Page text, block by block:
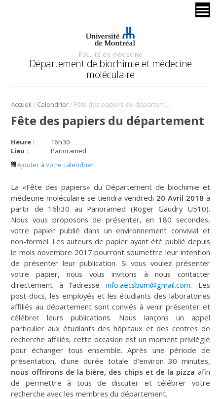
Faculté de médecine
Département de biochimie et médecine
moléculaire
Accueil / Calendrier/ Fête des papiers du département
Fête des papiers du département
Heure : 16h30
Lieu :
Panoramed
Ajouter à votre calendrier
La «Fête des papiers» du Département de biochimie et
médecine moléculaire se tiendra vendredi 20 Avril 2018 à
partir de 16h30 au Panoramed (Roger Gaudry U510).
Nous vous proposons de présenter, en 180 secondes,
votre papier publié dans un environnement convivial et
non-formel. Les auteurs de papier ayant été publié depuis
le mois novembre 2017 pourront soumettre leur intention
de présenter leur publication. Si vous voulez présenter
votre papier, nous vous invitons à nous contacter
directement à l’adresse info.aecsbum@gmail.com. Les
post-docs, les employés et les étudiants des laboratoires
affiliés au département sont conviés à venir présenter et
célébrer leurs publications. Nous lançons un appel
particulier aux étudiants des hôpitaux et des centres de
recherche affiliés, cette occasion est un moment privilégié
pour échanger tous ensemble. Après une période de
présentation, d’une durée totale d’environ 30 minutes,
nous offrirons de la bière, des chips et de la pizza afin
de permettre à tous de discuter et célébrer votre
recherche avec les membres du département.